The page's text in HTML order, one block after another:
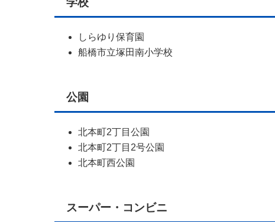
しらゆり保育園
船橋市立塚田南小学校
公園
北本町2丁目公園
北本町2丁目2号公園
北本町西公園
スーパー・コンビニ